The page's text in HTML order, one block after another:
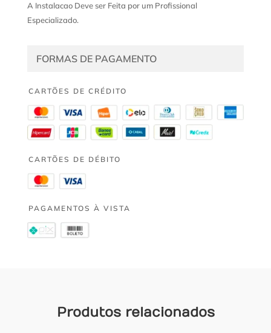
A Instalacao Deve ser Feita por um Profissional
Especializado.
FORMAS DE PAGAMENTO
CARTÕES DE CRÉDITO
CARTÕES DE DÉBITO
PAGAMENTOS À VISTA
Produtos relacionados